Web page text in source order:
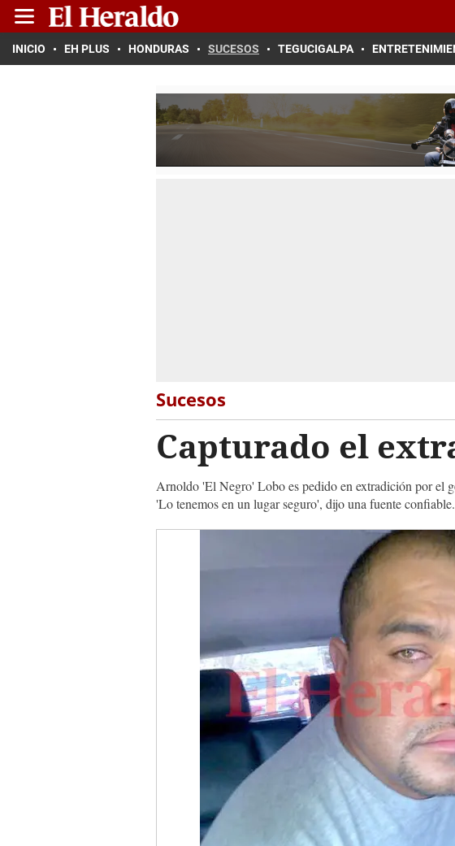
INICIO EH PLUS HONDURAS SUCESOS TEGUCIGALPA
Sucesos
Capturado el
Arnoldo 'El Negro' Lobo es pedido en extradición por el
'Lo tenemos en un lugar seguro', dijo una fuente confiable.